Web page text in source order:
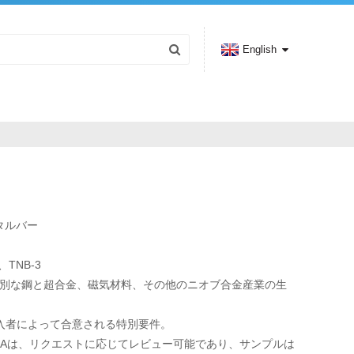
English
ルバー
TNB-3
な鋼と超合金、磁気材料、その他のニオブ合金産業の生
によって合意される特別要件。
は、リクエストに応じてレビュー可能であり、サンプルは